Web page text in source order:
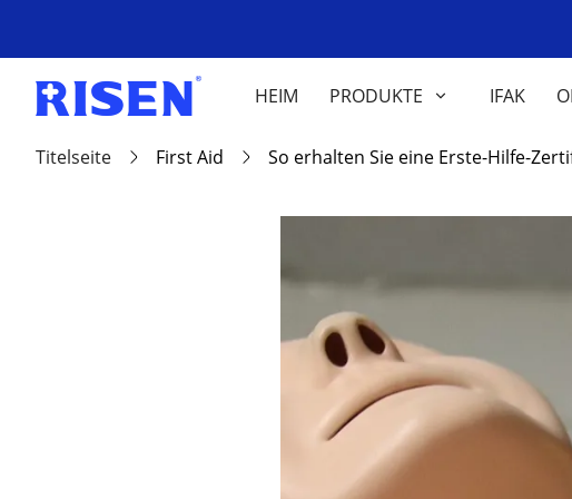
HEIM PRODUKTE IFAK
Titelseite First Aid So erhalten Sie eine Erste-Hilfe-